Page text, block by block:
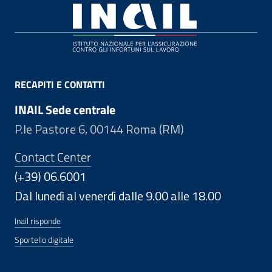
RECAPITI E CONTATTI
INAIL Sede centrale
P.le Pastore 6, 00144 Roma (RM)
Contact Center
(+39) 06.6001
Dal lunedì al venerdì dalle 9.00 alle 18.00
Inail risponde
Sportello digitale